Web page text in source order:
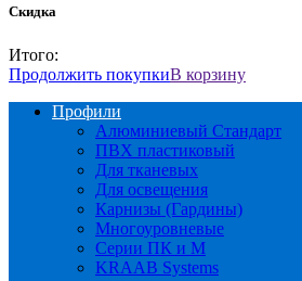
Скидка
Итого:
Продолжить покупкиВ корзину
Профили
Алюминиевый Стандарт
ПВХ пластиковый
Для тканевых
Для освещения
Карнизы (Гардины)
Многоуровневые
Серии ПК и М
KRAAB Systems